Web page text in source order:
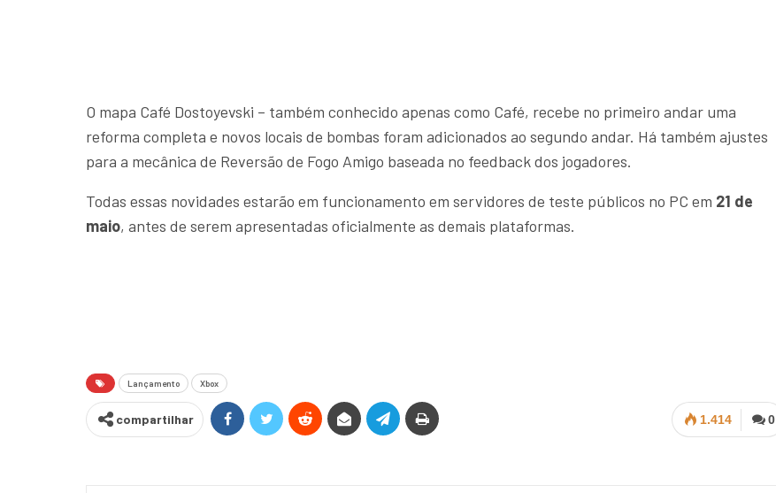
O mapa Café Dostoyevski – também conhecido apenas como Café, recebe no primeiro andar uma
reforma completa e novos locais de bombas foram adicionados ao segundo andar. Há também ajustes
para a mecânica de Reversão de Fogo Amigo baseada no feedback dos jogadores.
Todas essas novidades estarão em funcionamento em servidores de teste públicos no PC em 21 de
maio, antes de serem apresentadas oficialmente as demais plataformas.
Lançamento Xbox
0
1.414
compartilhar